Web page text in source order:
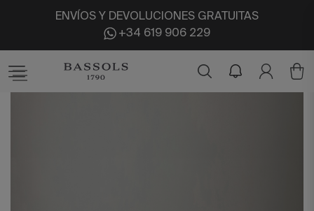
ENVÍOS Y DEVOLUCIONES GRATUITAS
+34 619 906 229